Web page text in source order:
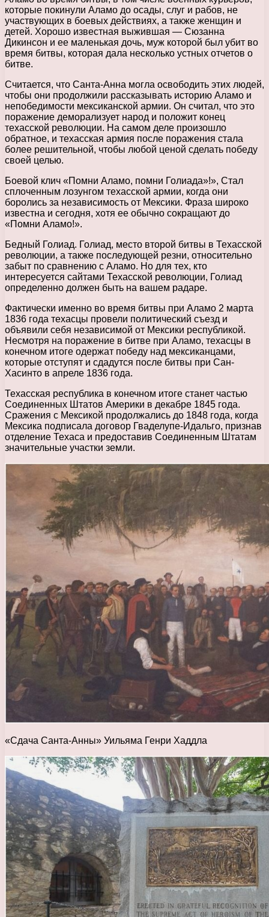
которые покинули Аламо до осады, слуг и рабов, не
участвующих в боевых действиях, а также женщин и
детей. Хорошо известная выжившая — Сюзанна
Дикинсон и ее маленькая дочь, муж которой был убит во
время битвы, которая дала несколько устных отчетов о
битве.
Считается, что Санта-Анна могла освободить этих людей,
чтобы они продолжили рассказывать историю Аламо и
непобедимости мексиканской армии. Он считал, что это
поражение деморализует народ и положит конец
техасской революции. На самом деле произошло
обратное, и техасская армия после поражения стала
более решительной, чтобы любой ценой сделать победу
своей целью.
Боевой клич «Помни Аламо, помни Голиада»!», Стал
сплоченным лозунгом техасской армии, когда они
боролись за независимость от Мексики. Фраза широко
известна и сегодня, хотя ее обычно сокращают до
«Помни Аламо!».
Бедный Голиад. Голиад, место второй битвы в Техасской
революции, а также последующей резни, относительно
забыт по сравнению с Аламо. Но для тех, кто
интересуется сайтами Техасской революции, Голиад
определенно должен быть на вашем радаре.
Фактически именно во время битвы при Аламо 2 марта
1836 года техасцы провели политический съезд и
объявили себя независимой от Мексики республикой.
Несмотря на поражение в битве при Аламо, техасцы в
конечном итоге одержат победу над мексиканцами,
которые отступят и сдадутся после битвы при Сан-
Хасинто в апреле 1836 года.
Техасская республика в конечном итоге станет частью
Соединенных Штатов Америки в декабре 1845 года.
Сражения с Мексикой продолжались до 1848 года, когда
Мексика подписала договор Гваделупе-Идальго, признав
отделение Техаса и предоставив Соединенным Штатам
значительные участки земли.
«Сдача Санта-Анны» Уильяма Генри Хаддла